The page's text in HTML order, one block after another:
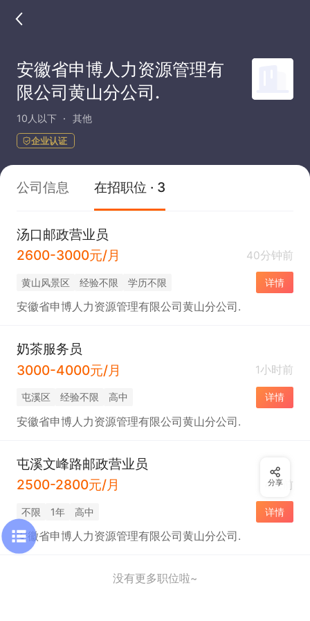
安徽省申博人力资源管理有
限公司黄山分公司.
10人以下 其他
企业认证
公司信息 在招职位 · 3
汤口邮政营业员
2600-3000元/月
40分钟前
黄山风景区 经验不限 学历不限 详情
安徽省申博人力资源管理有限公司黄山分公司.
奶茶服务员
3000-4000元/月
1小时前
屯溪区 经验不限 高中 详情
安徽省申博人力资源管理有限公司黄山分公司.
屯溪文峰路邮政营业员
2500-2800元/月
4天前
不限 1年 高中 详情
安徽省申博人力资源管理有限公司黄山分公司.
没有更多职位啦~
分享